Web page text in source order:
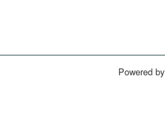
Powered by